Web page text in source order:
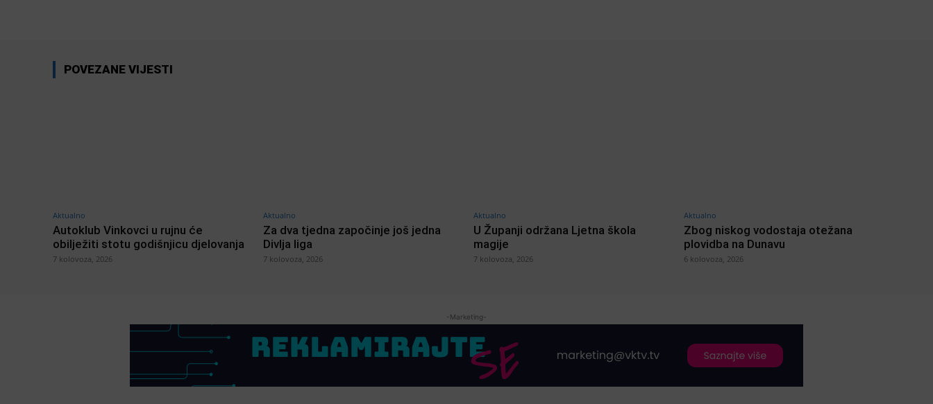
POVEZANE VIJESTI
Aktualno
Autoklub Vinkovci u rujnu će
obilježiti stotu godišnjicu djelovanja
7 kolovoza, 2026
Aktualno
Za dva tjedna započinje još jedna
Divlja liga
7 kolovoza, 2026
Aktualno
U Županji održana Ljetna škola
magije
7 kolovoza, 2026
Aktualno
Zbog niskog vodostaja otežana
plovidba na Dunavu
6 kolovoza, 2026
-Marketing-